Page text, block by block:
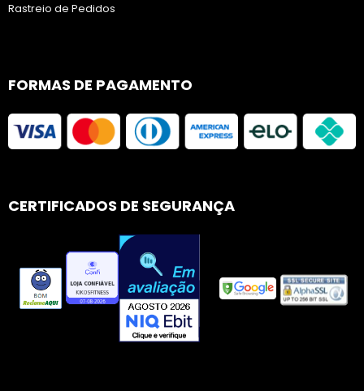
Rastreio de Pedidos
FORMAS DE PAGAMENTO
CERTIFICADOS DE SEGURANÇA